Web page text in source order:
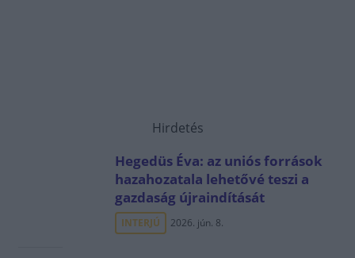
Hirdetés
Hegedüs Éva: az uniós források
hazahozatala lehetővé teszi a
gazdaság újraindítását
INTERJÚ 2026. jún. 8.